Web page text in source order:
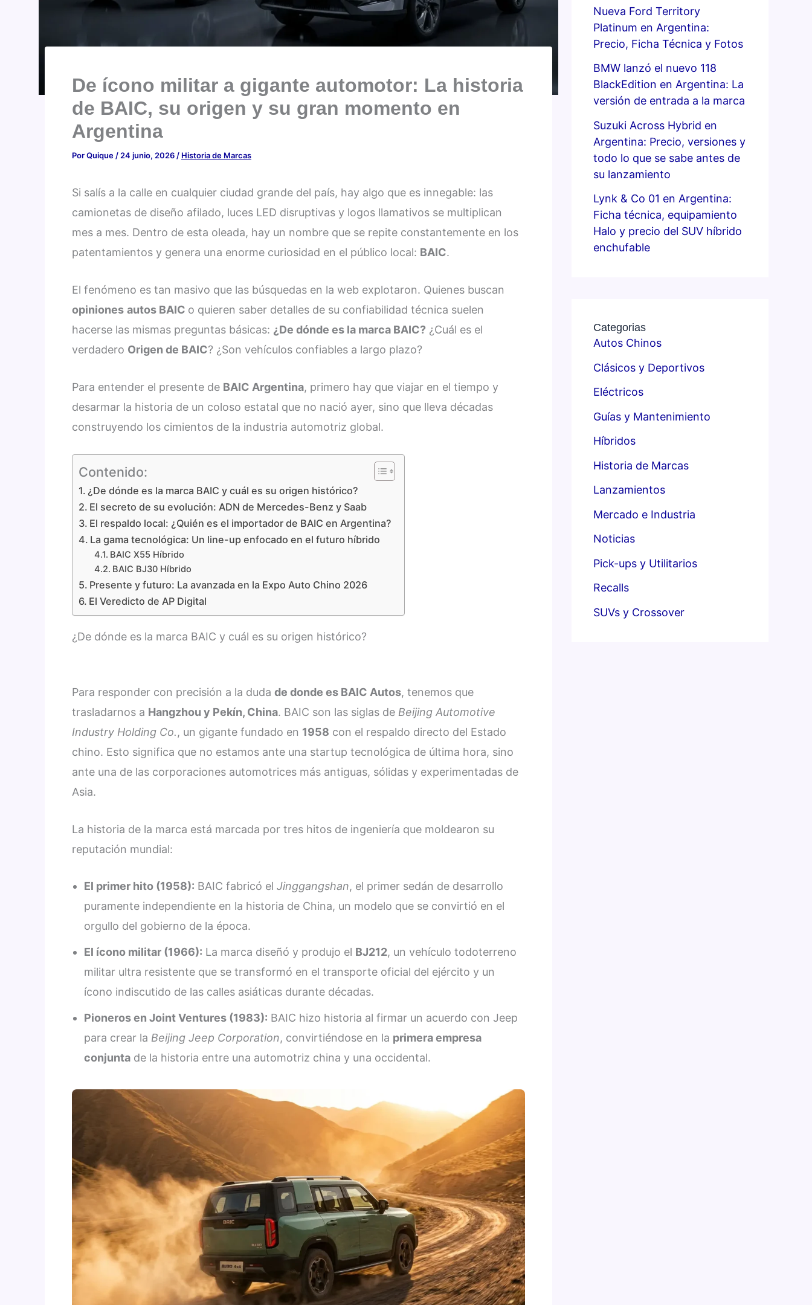
De ícono militar a gigante automotor: La historia
de BAIC, su origen y su gran momento en
Argentina
PorQuique/24 junio, 2026/ Historia de Marcas
Si salís a la calle en cualquier ciudad grande del país, hay algo que es innegable: las
camionetas de diseño afilado, luces LED disruptivas y logos llamativos se multiplican
mes a mes. Dentro de esta oleada, hay un nombre que se repite constantemente en los
patentamientos y genera una enorme curiosidad en el público local: BAIC.
El fenómeno es tan masivo que las búsquedas en la web explotaron. Quienes buscan
opiniones autos BAIC o quieren saber detalles de su confiabilidad técnica suelen
hacerse las mismas preguntas básicas: ¿De dónde es la marca BAIC? ¿Cuál es el
verdadero Origen de BAIC? ¿Son vehículos confiables a largo plazo?
Para entender el presente de BAIC Argentina, primero hay que viajar en el tiempo y
desarmar la historia de un coloso estatal que no nació ayer, sino que lleva décadas
construyendo los cimientos de la industria automotriz global.
Contenido:
¿De dónde es la marca BAIC y cuál es su origen histórico?
El secreto de su evolución: ADN de Mercedes-Benz y Saab
El respaldo local: ¿Quién es el importador de BAIC en Argentina?
La gama tecnológica: Un line-up enfocado en el futuro híbrido
BAIC X55 Híbrido
BAIC BJ30 Híbrido
Presente y futuro: La avanzada en la Expo Auto Chino 2026
El Veredicto de AP Digital
¿De dónde es la marca BAIC y cuál es su origen histórico?
Para responder con precisión a la duda de donde es BAIC Autos, tenemos que
trasladarnos a Hangzhou y Pekín, China. BAIC son las siglas de Beijing Automotive
Industry Holding Co., un gigante fundado en 1958 con el respaldo directo del Estado
chino. Esto significa que no estamos ante una startup tecnológica de última hora, sino
ante una de las corporaciones automotrices más antiguas, sólidas y experimentadas de
Asia.
La historia de la marca está marcada por tres hitos de ingeniería que moldearon su
reputación mundial:
El primer hito (1958): BAIC fabricó el Jinggangshan, el primer sedán de desarrollo
puramente independiente en la historia de China, un modelo que se convirtió en el
orgullo del gobierno de la época.
El ícono militar (1966): La marca diseñó y produjo el BJ212, un vehículo todoterreno
militar ultra resistente que se transformó en el transporte oficial del ejército y un
ícono indiscutido de las calles asiáticas durante décadas.
Pioneros en Joint Ventures (1983): BAIC hizo historia al firmar un acuerdo con Jeep
para crear la Beijing Jeep Corporation, convirtiéndose en la primera empresa
conjunta de la historia entre una automotriz china y una occidental.
Nueva Ford Territory
Platinum en Argentina:
Precio, Ficha Técnica y Fotos
BMW lanzó el nuevo 118
BlackEdition en Argentina: La
versión de entrada a la marca
Suzuki Across Hybrid en
Argentina: Precio, versiones y
todo lo que se sabe antes de
su lanzamiento
Lynk & Co 01 en Argentina:
Ficha técnica, equipamiento
Halo y precio del SUV híbrido
enchufable
Categorias
Autos Chinos
Clásicos y Deportivos
Eléctricos
Guías y Mantenimiento
Híbridos
Historia de Marcas
Lanzamientos
Mercado e Industria
Noticias
Pick-ups y Utilitarios
Recalls
SUVs y Crossover